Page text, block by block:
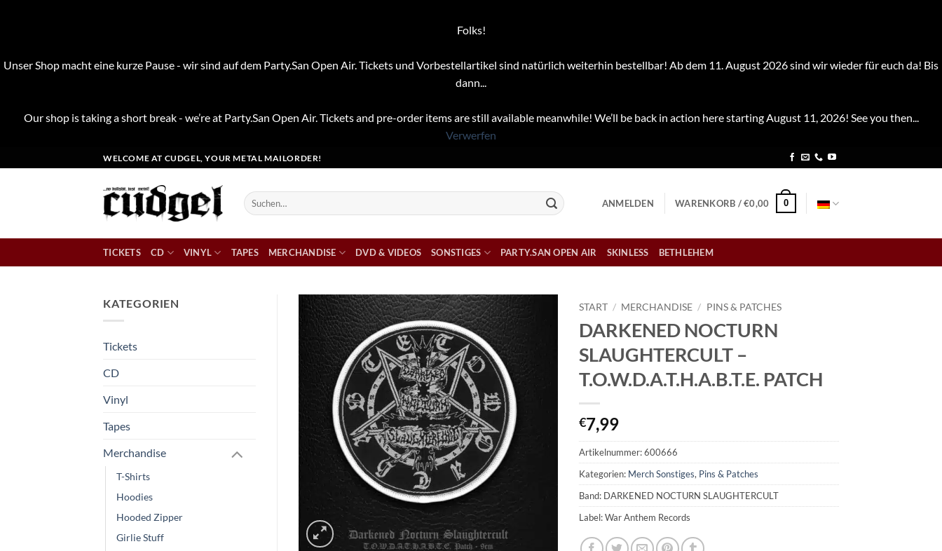
Folks!
Unser Shop macht eine kurze Pause - wir sind auf dem Party.San Open Air. Tickets und Vorbestellartikel sind natürlich weiterhin bestellbar! Ab dem 11. August 2026 sind wir wieder für euch da! Bis
dann...
Our shop is taking a short break - we’re at Party.San Open Air. Tickets and pre-order items are still available meanwhile! We’ll be back in action here starting August 11, 2026! See you then...
Verwerfen
Inhalt
WELCOME AT CUDGEL, YOUR METAL MAILORDER!
Suchen
nach:
ANMELDEN WARENKORB /€0,00 0
TICKETS CD VINYL TAPES MERCHANDISE DVD & VIDEOS SONSTIGES PARTY.SAN OPEN AIR SKINLESS BETHLEHEM
KATEGORIEN
Tickets
CD
Vinyl
Tapes
Merchandise
T-Shirts
Hoodies
Hooded Zipper
Girlie Stuff
START / MERCHANDISE / PINS & PATCHES
DARKENED NOCTURN
SLAUGHTERCULT –
T.O.W.D.A.T.H.A.B.T.E. PATCH
€7,99
Artikelnummer:600666
Kategorien: Merch Sonstiges, Pins & Patches
Band: DARKENED NOCTURN SLAUGHTERCULT
Label: War Anthem Records